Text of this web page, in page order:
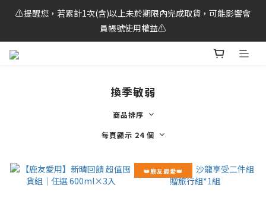
🌟LINE好友獨享！馬上領 $100元 購物金💰
⚠️提醒您，若累計1次(含)以上未於期限內完成取貨，可能影響會
員帳號使用權益⚠️
換季敏弱
商品排序
每頁顯示 24 個
👑鹿友最愛👑